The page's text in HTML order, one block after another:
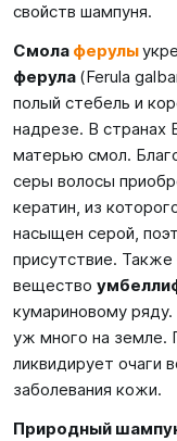
свойств шампуня.
Смола ферулы
ферула (Ferula
полый стебель и
надрезе. В странах
матерью смол.
серы волосы
кератин, из
насыщен серой,
присутствие.
вещество
кумариновому
уж много на земле.
ликвидирует очаги
заболевания кожи.
Природный